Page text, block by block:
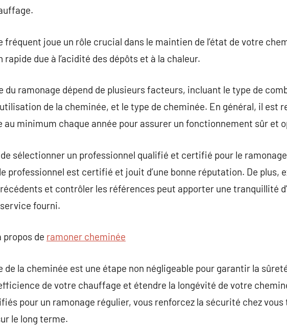
fréquent joue un rôle crucial dans le maintien de l’état de votre
due à l’acidité des dépôts et à la chaleur.
du ramonage dépend de plusieurs facteurs, incluant le type de
de la cheminée, et le type de cheminée. En général, il est
au minimum chaque année pour assurer un fonctionnement sûr et
sélectionner un professionnel qualifié et certifié pour le
professionnel est certifié et jouit d’une bonne réputation. De plus,
et contrôler les références peut apporter une tranquillité
fourni.
propos de ramoner cheminée
de la cheminée est une étape non négligeable pour garantir la
de votre chauffage et étendre la longévité de votre
pour un ramonage régulier, vous renforcez la sécurité chez
le long terme.